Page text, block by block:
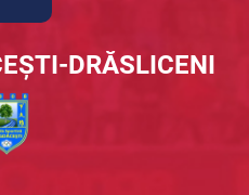
DRĂSLICENI